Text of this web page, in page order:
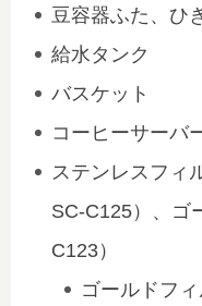
豆容器ふた、ひ
給水タンク
バスケット
コーヒーサーバ
ステンレスフィ
SC-C125）、ゴ
C123）
ゴールドフ